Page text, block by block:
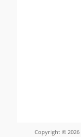
Copyright © 2026